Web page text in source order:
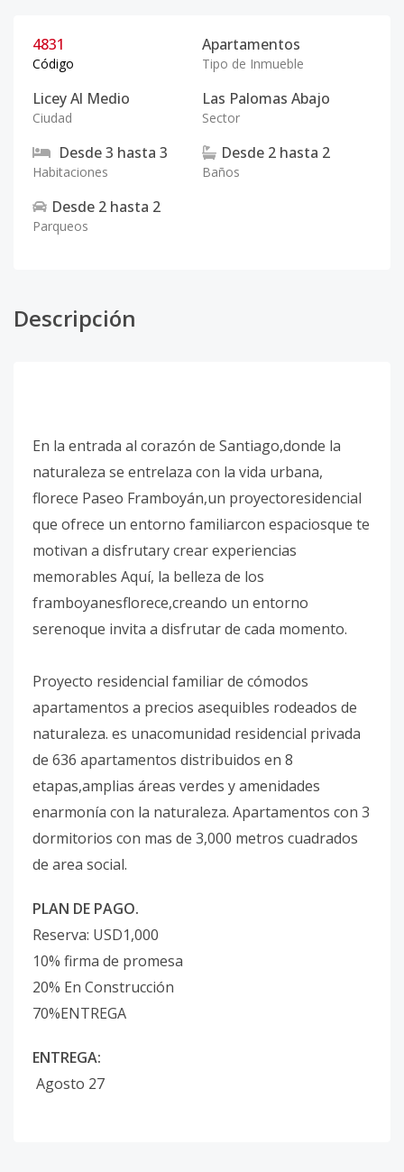
4831
Código
Apartamentos
Tipo de Inmueble
Licey Al Medio
Ciudad
Las Palomas Abajo
Sector
Desde3 hasta 3
Habitaciones
Desde 2 hasta 2
Baños
Desde 2 hasta 2
Parqueos
Descripción
En la entrada al corazón de Santiago,donde la
naturaleza se entrelaza con la vida urbana,
florece Paseo Framboyán,un proyectoresidencial
que ofrece un entorno familiarcon espaciosque te
motivan a disfrutary crear experiencias
memorables Aquí, la belleza de los
framboyanesflorece,creando un entorno
serenoque invita a disfrutar de cada momento.
Proyecto residencial familiar de cómodos
apartamentos a precios asequibles rodeados de
naturaleza. es unacomunidad residencial privada
de 636 apartamentos distribuidos en 8
etapas,amplias áreas verdes y amenidades
enarmonía con la naturaleza. Apartamentos con 3
dormitorios con mas de 3,000 metros cuadrados
de area social.
PLAN DE PAGO.
Reserva: USD1,000
10% firma de promesa
20% En Construcción
70%ENTREGA
ENTREGA:
Agosto 27